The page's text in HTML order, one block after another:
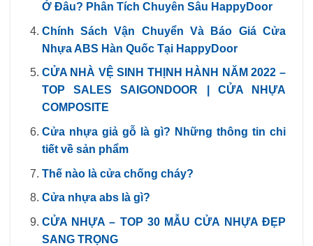
Ở Đâu? Phân Tích Chuyên Sâu HappyDoor
Chính Sách Vận Chuyển Và Báo Giá Cửa
Nhựa ABS Hàn Quốc Tại HappyDoor
CỬA NHÀ VỆ SINH THỊNH HÀNH NĂM 2022 –
TOP SALES SAIGONDOOR | CỬA NHỰA
COMPOSITE
Cửa nhựa giả gỗ là gì? Những thông tin chi
tiết về sản phẩm
Thế nào là cửa chống cháy?
Cửa nhựa abs là gì?
CỬA NHỰA – TOP 30 MẪU CỬA NHỰA ĐẸP
SANG TRỌNG